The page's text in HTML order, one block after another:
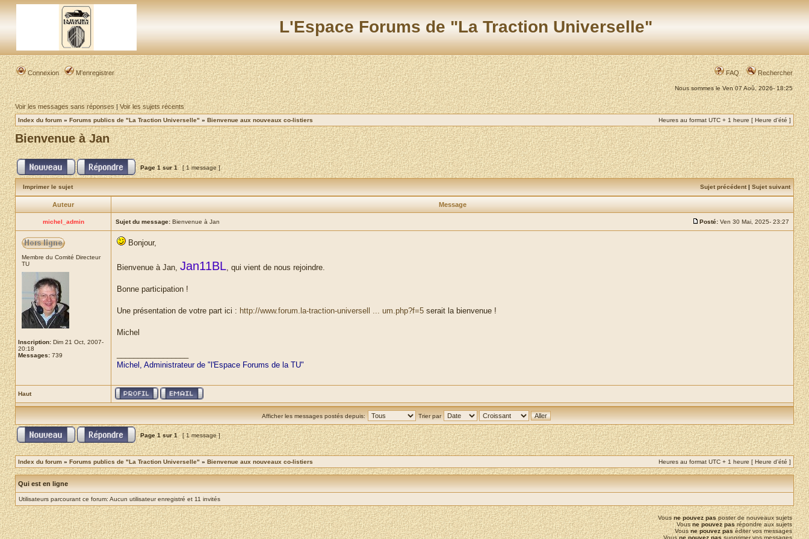
L'Espace Forums de "La Traction Universelle"
Connexion M’enregistrer FAQ Rechercher
Nous sommes le Ven 07 Aoû, 2026- 18:25
Voir les messages sans réponses|Voir les sujets récents
Index du forum » Forums publics de "La Traction Universelle" » Bienvenue aux nouveaux co-listiers Heures au format UTC + 1 heure [ Heure d’été ]
Bienvenue à Jan
Page1sur1 [ 1 message ]
Imprimer le sujet Sujet précédent| Sujet suivant
Auteur Message
michel_admin Sujet du message: Bienvenue à Jan Posté: Ven 30 Mai, 2025- 23:27
Membre du Comité Directeur
TU
Inscription: Dim 21 Oct, 2007-
20:18
Messages: 739
Bonjour,
Bienvenue à Jan, Jan11BL, qui vient de nous rejoindre.
Bonne participation !
Une présentation de votre part ici : http://www.forum.la-traction-universell ... um.php?f=5 serait la bienvenue !
Michel
Michel, Administrateur de "l'Espace Forums de la TU"
Haut
Afficher les messages postés depuis: Trier par
Page1sur1 [ 1 message ]
Index du forum » Forums publics de "La Traction Universelle" » Bienvenue aux nouveaux co-listiers Heures au format UTC + 1 heure [ Heure d’été ]
Qui est en ligne
Utilisateurs parcourant ce forum: Aucun utilisateur enregistré et 11 invités
Vousne pouvez pasposter de nouveaux sujets
Vousne pouvez pasrépondre aux sujets
Vousne pouvez paséditer vos messages
Vousne pouvez passupprimer vos messages